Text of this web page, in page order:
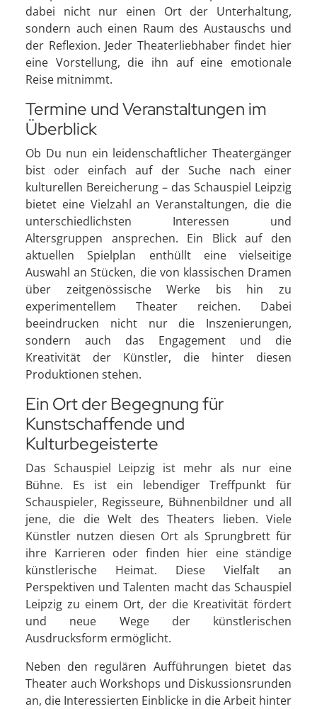
dabei nicht nur einen Ort der Unterhaltung,
sondern auch einen Raum des Austauschs und
der Reflexion. Jeder Theaterliebhaber findet hier
eine Vorstellung, die ihn auf eine emotionale
Reise mitnimmt.
Termine und Veranstaltungen im
Überblick
Ob Du nun ein leidenschaftlicher Theatergänger
bist oder einfach auf der Suche nach einer
kulturellen Bereicherung – das Schauspiel Leipzig
bietet eine Vielzahl an Veranstaltungen, die die
unterschiedlichsten Interessen und
Altersgruppen ansprechen. Ein Blick auf den
aktuellen Spielplan enthüllt eine vielseitige
Auswahl an Stücken, die von klassischen Dramen
über zeitgenössische Werke bis hin zu
experimentellem Theater reichen. Dabei
beeindrucken nicht nur die Inszenierungen,
sondern auch das Engagement und die
Kreativität der Künstler, die hinter diesen
Produktionen stehen.
Ein Ort der Begegnung für
Kunstschaffende und
Kulturbegeisterte
Das Schauspiel Leipzig ist mehr als nur eine
Bühne. Es ist ein lebendiger Treffpunkt für
Schauspieler, Regisseure, Bühnenbildner und all
jene, die die Welt des Theaters lieben. Viele
Künstler nutzen diesen Ort als Sprungbrett für
ihre Karrieren oder finden hier eine ständige
künstlerische Heimat. Diese Vielfalt an
Perspektiven und Talenten macht das Schauspiel
Leipzig zu einem Ort, der die Kreativität fördert
und neue Wege der künstlerischen
Ausdrucksform ermöglicht.
Neben den regulären Aufführungen bietet das
Theater auch Workshops und Diskussionsrunden
an, die Interessierten Einblicke in die Arbeit hinter